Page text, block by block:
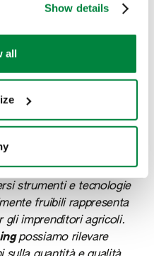
tracking tools. For
preferences, or to
privacy laws,
Show details
all
che oggi
ittica, fonte di
come fonte credibile a
di insetti.
of things–
potenziale in
soia nello specifico:
strumenti e tecnologie
fruibili rappresenta
gli imprenditori agricoli.
possiamo rilevare